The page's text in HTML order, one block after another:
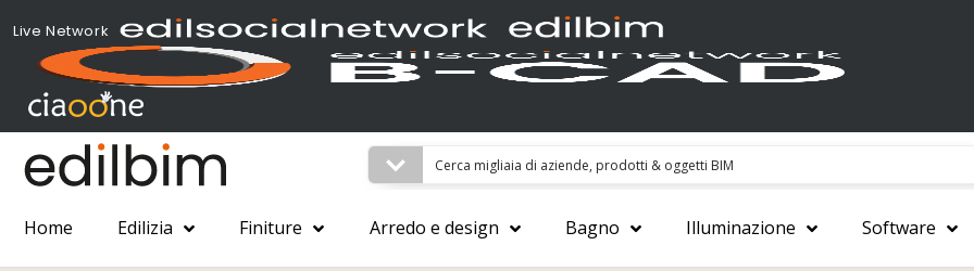
Live Network
Home Edilizia Finiture Arredo e design Bagno Illuminazione Software